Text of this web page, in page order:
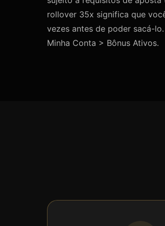
rollover 35x significa que
vezes antes de poder sacá-
Minha Conta > Bônus Ativos.